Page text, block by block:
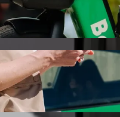
sodai. Ved å bruke Bolt